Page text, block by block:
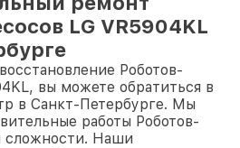
LG VR5904KL
Роботов-
вы можете обратиться в
в Санкт-Петербурге. Мы
работы Роботов-
сложности. Наши